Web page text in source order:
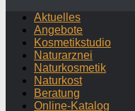
Aktuelles
Angebote
Kosmetikstudio
Naturarznei
Naturkosmetik
Naturkost
Beratung
Online-Katalog